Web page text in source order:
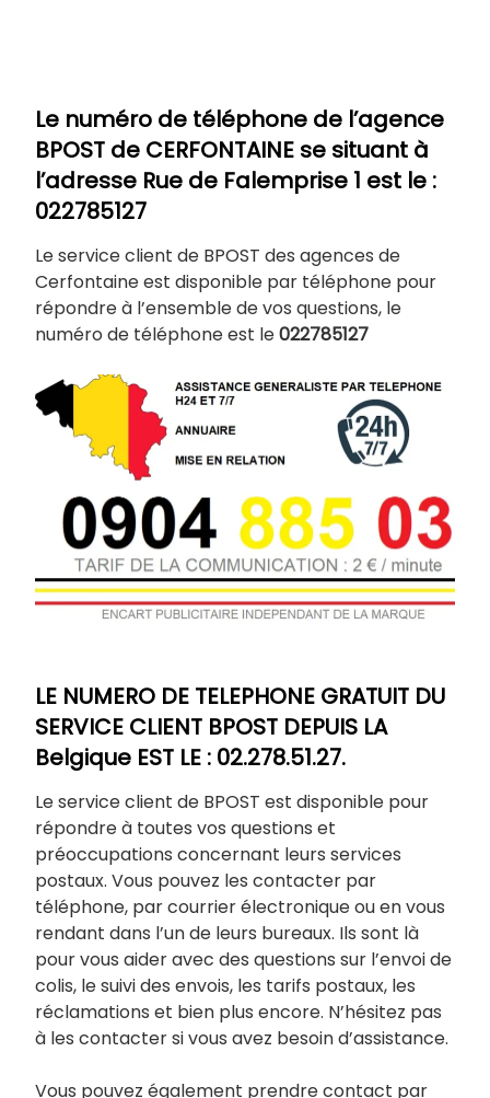
Le numéro de téléphone de l’agence
BPOST de CERFONTAINE se situant à
l’adresse Rue de Falemprise 1 est le :
022785127
Le service client de BPOST des agences de
Cerfontaine est disponible par téléphone pour
répondre à l’ensemble de vos questions, le
numéro de téléphone est le022785127
LE NUMERO DE TELEPHONE GRATUIT DU
SERVICE CLIENT BPOST DEPUIS LA
Belgique EST LE : 02.278.51.27.
Le service client de BPOST est disponible pour
répondre à toutes vos questions et
préoccupations concernant leurs services
postaux. Vous pouvez les contacter par
téléphone, par courrier électronique ou en vous
rendant dans l’un de leurs bureaux. Ils sont là
pour vous aider avec des questions sur l’envoi de
colis, le suivi des envois, les tarifs postaux, les
réclamations et bien plus encore. N’hésitez pas
à les contacter si vous avez besoin d’assistance.
Vous pouvez également prendre contact par